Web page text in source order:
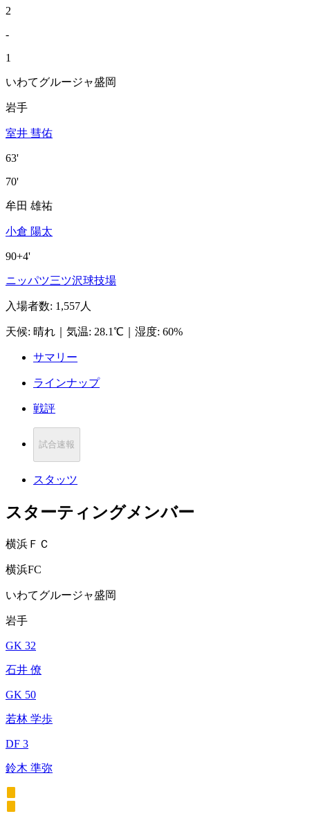
2
-
1
いわてグルージャ盛岡
岩手
室井 彗佑
63'
70'
牟田 雄祐
小倉 陽太
90+4'
ニッパツ三ツ沢球技場
入場者数: 1,557人
天候: 晴れ 気温: 28.1℃ 湿度: 60%
サマリー
ラインナップ
戦評
試合速報
スタッツ
スターティングメンバー
横浜ＦＣ
横浜FC
いわてグルージャ盛岡
岩手
GK 32
石井 僚
GK 50
若林 学歩
DF 3
鈴木 準弥